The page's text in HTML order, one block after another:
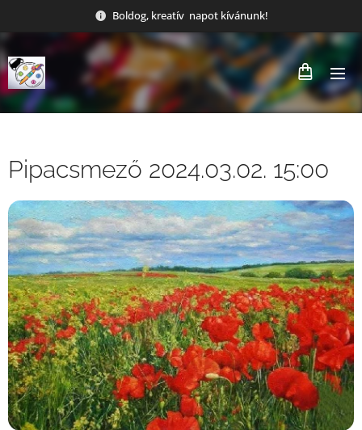
Boldog, kreatív napot kívánunk!
Pipacsmező 2024.03.02. 15:00